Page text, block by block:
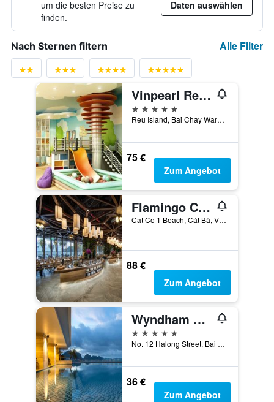
um die besten Preise zu
finden.
Daten auswählen
Nach Sternen filtern Alle Filter
Vinpearl Resort & Spa Ha Long
5 Sterne
Reu Island, Bai Chay Ward, Ha Long, Vietnam
75 €
Zum Angebot
Flamingo Cat Ba beach resort
Cat Co 1 Beach, Cát Bà, Vietnam
88 €
Zum Angebot
Wyndham Legend Halong Hotel
5 Sterne
No. 12 Halong Street, Bai Chay, Ha Long, Vietnam
36 €
Zum Angebot